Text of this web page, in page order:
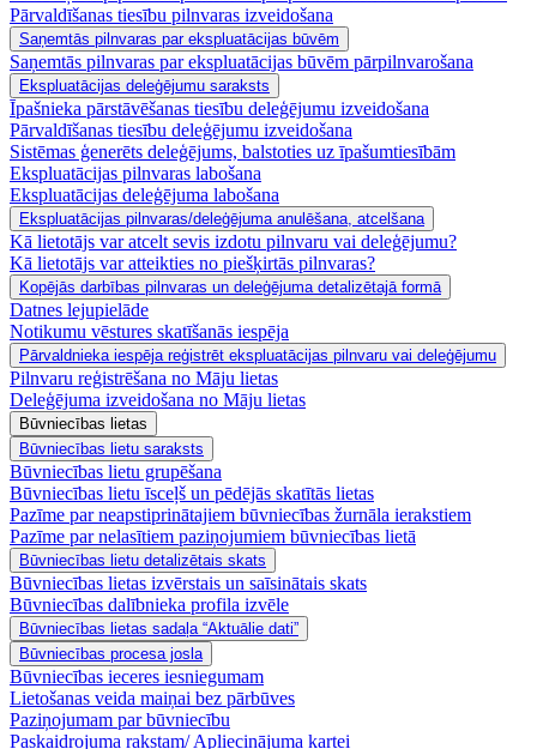
Pārvaldīšanas tiesību pilnvaras izveidošana
Saņemtās pilnvaras par ekspluatācijas būvēm
Saņemtās pilnvaras par ekspluatācijas būvēm pārpilnvarošana
Ekspluatācijas deleģējumu saraksts
Īpašnieka pārstāvēšanas tiesību deleģējumu izveidošana
Pārvaldīšanas tiesību deleģējumu izveidošana
Sistēmas ģenerēts deleģējums, balstoties uz īpašumtiesībām
Ekspluatācijas pilnvaras labošana
Ekspluatācijas deleģējuma labošana
Ekspluatācijas pilnvaras/deleģējuma anulēšana, atcelšana
Kā lietotājs var atcelt sevis izdotu pilnvaru vai deleģējumu?
Kā lietotājs var atteikties no piešķirtās pilnvaras?
Kopējās darbības pilnvaras un deleģējuma detalizētajā formā
Datnes lejupielāde
Notikumu vēstures skatīšanās iespēja
Pārvaldnieka iespēja reģistrēt ekspluatācijas pilnvaru vai deleģējumu
Pilnvaru reģistrēšana no Māju lietas
Deleģējuma izveidošana no Māju lietas
Būvniecības lietas
Būvniecības lietu saraksts
Būvniecības lietu grupēšana
Būvniecības lietu īsceļš un pēdējās skatītās lietas
Pazīme par neapstiprinātajiem būvniecības žurnāla ierakstiem
Pazīme par nelasītiem paziņojumiem būvniecības lietā
Būvniecības lietu detalizētais skats
Būvniecības lietas izvērstais un saīsinātais skats
Būvniecības dalībnieka profila izvēle
Būvniecības lietas sadaļa “Aktuālie dati”
Būvniecības procesa josla
Būvniecības ieceres iesniegumam
Lietošanas veida maiņai bez pārbūves
Paziņojumam par būvniecību
Paskaidrojuma rakstam/ Apliecinājuma kartei